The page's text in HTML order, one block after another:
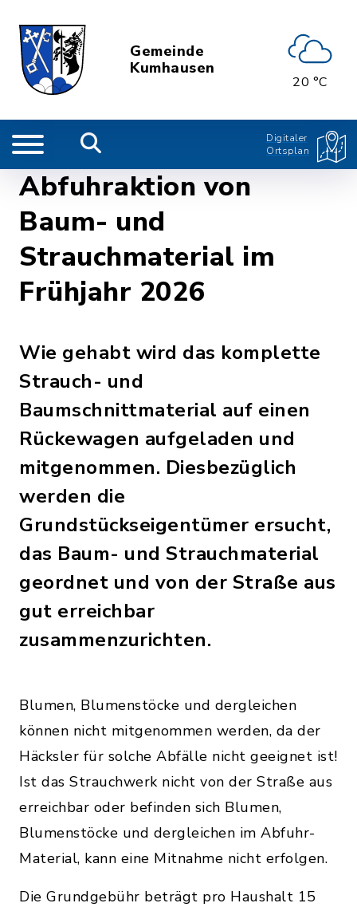
Gemeinde
Kumhausen
20 °C
Digitaler
Ortsplan
Abfuhraktion von
Baum- und
Strauchmaterial im
Frühjahr 2026
Wie gehabt wird das komplette
Strauch- und
Baumschnittmaterial auf einen
Rückewagen aufgeladen und
mitgenommen. Diesbezüglich
werden die
Grundstückseigentümer ersucht,
das Baum- und Strauchmaterial
geordnet und von der Straße aus
gut erreichbar
zusammenzurichten.
Blumen, Blumenstöcke und dergleichen
können nicht mitgenommen werden, da der
Häcksler für solche Abfälle nicht geeignet ist!
Ist das Strauchwerk nicht von der Straße aus
erreichbar oder befinden sich Blumen,
Blumenstöcke und dergleichen im Abfuhr-
Material, kann eine Mitnahme nicht erfolgen.
Die Grundgebühr beträgt pro Haushalt 15